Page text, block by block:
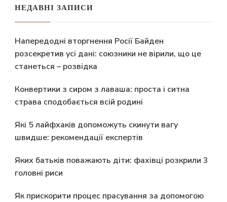
НЕДАВНІ ЗАПИСИ
Напередодні вторгнення Росії Байден
розсекретив усі дані: союзники не вірили, що це
станеться – розвідка
Конвертики з сиром з лаваша: проста і ситна
страва сподобається всій родині
Які 5 лайфхаків допоможуть скинути вагу
швидше: рекомендації експертів
Яких батьків поважають діти: фахівці розкрили 3
головні риси
Як прискорити процес прасування за допомогою